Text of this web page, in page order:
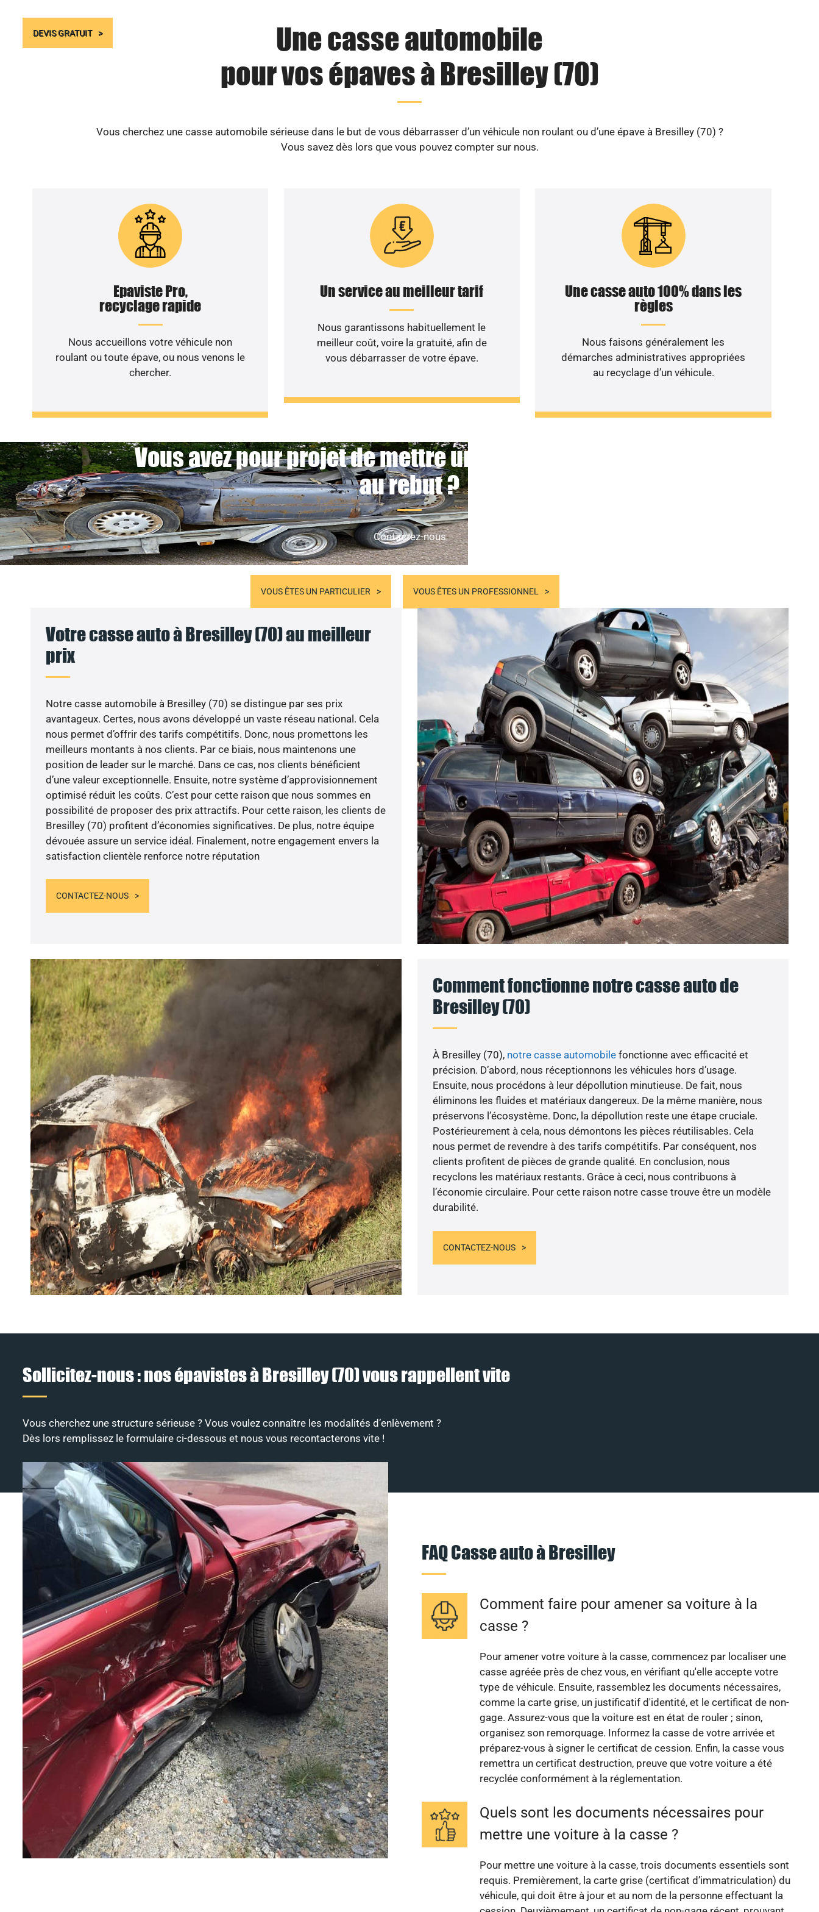
DEVIS GRATUIT
Une casse automobile
pour vos épaves à Bresilley (70)
Vous cherchez une casse automobile sérieuse dans le but de vous débarrasser d’un véhicule non roulant ou d’une épave à Bresilley (70) ?
Vous savez dès lors que vous pouvez compter sur nous.
Epaviste Pro,
recyclage rapide
Nous accueillons votre véhicule non
roulant ou toute épave, ou nous venons le
chercher.
Un service au meilleur tarif
Nous garantissons habituellement le
meilleur coût, voire la gratuité, afin de
vous débarrasser de votre épave.
Une casse auto 100% dans les
règles
Nous faisons généralement les
démarches administratives appropriées
au recyclage d’un véhicule.
Vous avez pour projet de mettre un véhicule non roulant
au rebut ?
Contactez-nous
VOUS ÊTES UN PARTICULIER VOUS ÊTES UN PROFESSIONNEL
Votre casse auto à Bresilley (70) au meilleur
prix
Notre casse automobile à Bresilley (70) se distingue par ses prix
avantageux. Certes, nous avons développé un vaste réseau national. Cela
nous permet d’offrir des tarifs compétitifs. Donc, nous promettons les
meilleurs montants à nos clients. Par ce biais, nous maintenons une
position de leader sur le marché. Dans ce cas, nos clients bénéficient
d’une valeur exceptionnelle. Ensuite, notre système d’approvisionnement
optimisé réduit les coûts. C’est pour cette raison que nous sommes en
possibilité de proposer des prix attractifs. Pour cette raison, les clients de
Bresilley (70) profitent d’économies significatives. De plus, notre équipe
dévouée assure un service idéal. Finalement, notre engagement envers la
satisfaction clientèle renforce notre réputation
CONTACTEZ-NOUS
Comment fonctionne notre casse auto de
Bresilley (70)
À Bresilley (70), notre casse automobile fonctionne avec efficacité et
précision. D’abord, nous réceptionnons les véhicules hors d’usage.
Ensuite, nous procédons à leur dépollution minutieuse. De fait, nous
éliminons les fluides et matériaux dangereux. De la même manière, nous
préservons l’écosystème. Donc, la dépollution reste une étape cruciale.
Postérieurement à cela, nous démontons les pièces réutilisables. Cela
nous permet de revendre à des tarifs compétitifs. Par conséquent, nos
clients profitent de pièces de grande qualité. En conclusion, nous
recyclons les matériaux restants. Grâce à ceci, nous contribuons à
l’économie circulaire. Pour cette raison notre casse trouve être un modèle
durabilité.
CONTACTEZ-NOUS
Sollicitez-nous : nos épavistes à Bresilley (70) vous rappellent vite
Vous cherchez une structure sérieuse ? Vous voulez connaître les modalités d’enlèvement ?
Dès lors remplissez le formulaire ci-dessous et nous vous recontacterons vite !
FAQ Casse auto à Bresilley
Comment faire pour amener sa voiture à la
casse ?
Pour amener votre voiture à la casse, commencez par localiser une
casse agréée près de chez vous, en vérifiant qu'elle accepte votre
type de véhicule. Ensuite, rassemblez les documents nécessaires,
comme la carte grise, un justificatif d'identité, et le certificat de non-
gage. Assurez-vous que la voiture est en état de rouler ; sinon,
organisez son remorquage. Informez la casse de votre arrivée et
préparez-vous à signer le certificat de cession. Enfin, la casse vous
remettra un certificat destruction, preuve que votre voiture a été
recyclée conformément à la réglementation.
Quels sont les documents nécessaires pour
mettre une voiture à la casse ?
Pour mettre une voiture à la casse, trois documents essentiels sont
requis. Premièrement, la carte grise (certificat d’immatriculation) du
véhicule, qui doit être à jour et au nom de la personne effectuant la